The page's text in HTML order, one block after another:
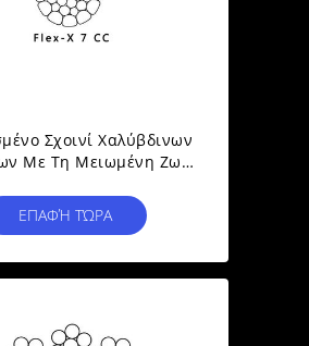
Σχοινί Χαλύβδινων
Με Τη Μειωμένη Ζωή
Μακριά
ΕΠΑΦΉ ΤΏΡΑ